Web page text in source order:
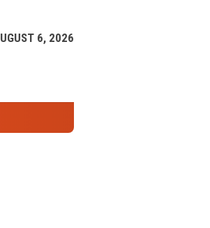
6, 2026